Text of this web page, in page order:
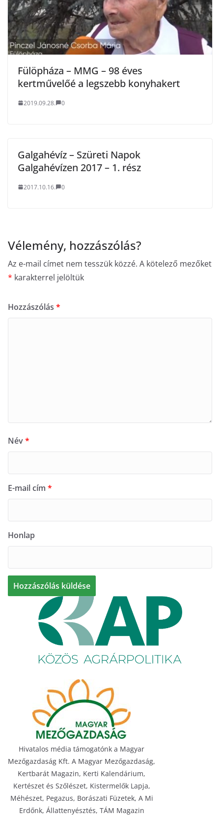
Fülöpháza – MMG – 98 éves
kertművelőé a legszebb konyhakert
2019.09.28. 0
Galgahévíz – Szüreti Napok
Galgahévízen 2017 – 1. rész
2017.10.16. 0
Vélemény, hozzászólás?
Az e-mail címet nem tesszük közzé. A kötelező mezőket
* karakterrel jelöltük
Hozzászólás *
Név*
E-mail cím *
Honlap
Hivatalos média támogatónk a Magyar
Mezőgazdaság Kft. A Magyar Mezőgazdaság,
Kertbarát Magazin, Kerti Kalendárium,
Kertészet és Szőlészet, Kistermelők Lapja,
Méhészet, Pegazus, Borászati Füzetek, A Mi
Erdőnk, Állattenyésztés, TÁM Magazin